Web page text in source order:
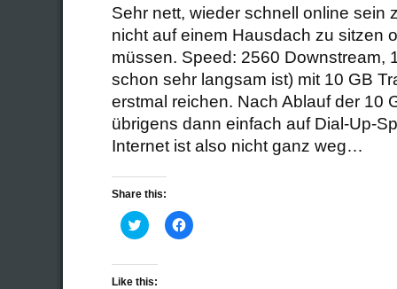
Sehr nett, wieder schnell online sein
nicht auf einem Hausdach zu sitzen
müssen. Speed: 2560 Downstream,
schon sehr langsam ist) mit 10 GB
erstmal reichen. Nach Ablauf der 10
übrigens dann einfach auf Dial-Up-
Internet ist also nicht ganz weg…
Share this:
Click
to
Twitter
(Opens
Click
to
Like this: